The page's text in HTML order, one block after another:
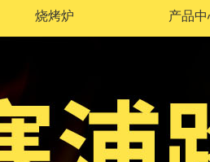
烧烤炉 产品中